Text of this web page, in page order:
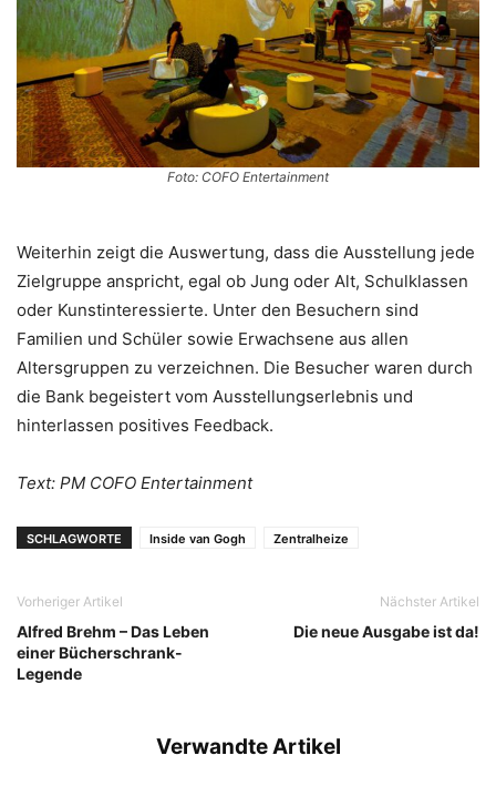
Foto: COFO Entertainment
Weiterhin zeigt die Auswertung, dass die Ausstellung jede
Zielgruppe anspricht, egal ob Jung oder Alt, Schulklassen
oder Kunstinteressierte. Unter den Besuchern sind
Familien und Schüler sowie Erwachsene aus allen
Altersgruppen zu verzeichnen. Die Besucher waren durch
die Bank begeistert vom Ausstellungserlebnis und
hinterlassen positives Feedback.
Text: PM COFO Entertainment
SCHLAGWORTE Inside van Gogh Zentralheize
Vorheriger Artikel
Alfred Brehm – Das Leben
einer Bücherschrank-
Legende
Nächster Artikel
Die neue Ausgabe ist da!
Verwandte Artikel